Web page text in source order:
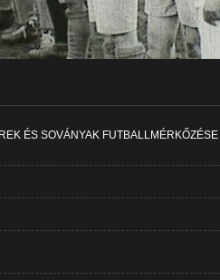
ÉS SOVÁNYAK FUTBALLMÉRKŐZÉSE